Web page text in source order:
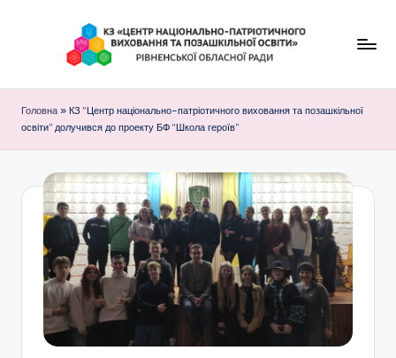
З
"
Ц
е
н
т
р
н
а
Головна » КЗ “Центр національно-патріотичного виховання та позашкільної
освіти” долучився до проекту БФ “Школа героїв”